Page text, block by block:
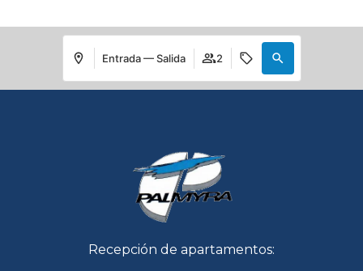
Entrada — Salida 2
Recepción de apartamentos: